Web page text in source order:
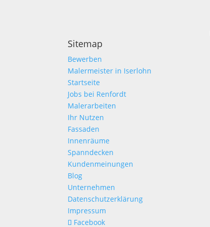
Sitemap
Bewerben
Malermeister in Iserlohn
Startseite
Jobs bei Renfordt
Malerarbeiten
Ihr Nutzen
Fassaden
Innenräume
Spanndecken
Kundenmeinungen
Blog
Unternehmen
Datenschutzerklärung
Impressum
Facebook